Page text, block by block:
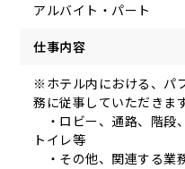
アルバイト・パート
仕事内容
※ホテル内における、パ
務に従事していただきま
・ロビー、通路、階段
トイレ等
・その他、関連する業